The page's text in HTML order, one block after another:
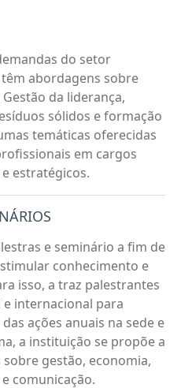
do setor
abordagens sobre
da liderança,
sólidos e formação
temáticas oferecidas
em cargos
estratégicos.
e seminário a fim de
conhecimento e
isso, a traz palestrantes
internacional para
ações anuais na sede e
a instituição se propõe a
gestão, economia,
comunicação.